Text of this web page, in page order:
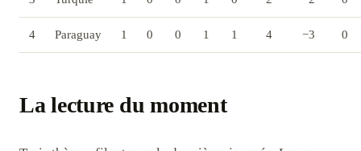
4 Paraguay 1 0 0 1 1 4 −3 0
La lecture du moment